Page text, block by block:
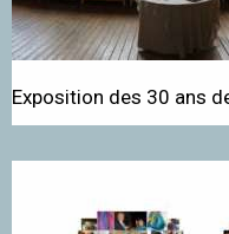
Exposition des 30 ans